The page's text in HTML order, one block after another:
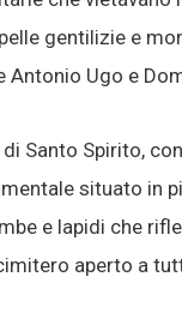
gentilizie e
Antonio Ugo e
Santo Spirito,
situato in
e lapidi che
aperto a